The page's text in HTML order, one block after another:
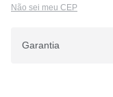
Não sei meu CEP
Garantia